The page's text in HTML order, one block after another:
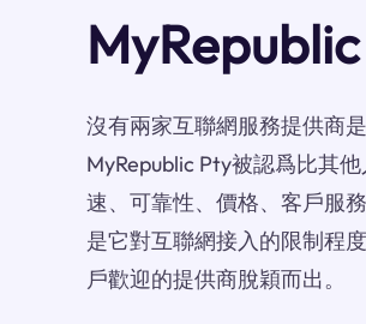
沒有兩家互聯網服務提供商
MyRepublic Pty被認爲比其
速、可靠性、價格、客戶服
是它對互聯網接入的限制程
戶歡迎的提供商脫穎而出。